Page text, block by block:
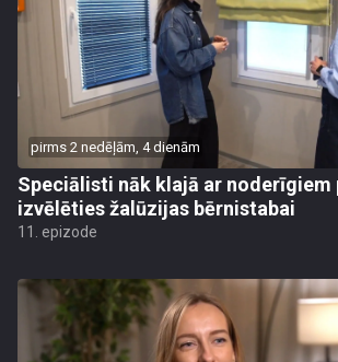
pirms 2 nedēļām, 4 dienām
Speciālisti nāk klajā ar noderīgiem
izvēlēties žalūzijas bērnistabai
11. epizode